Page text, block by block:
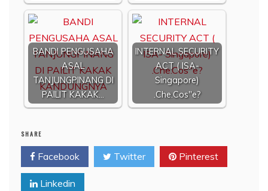
BANDI PENGUSAHA
ASAL
TANJUNGPINANG DI
PAILIT KAKAK…
INTERNAL SECURITY
ACT ( ISA-
Singapore)
.Che.Cos"e?
SHARE
Facebook Twitter Pinterest
Linkedin